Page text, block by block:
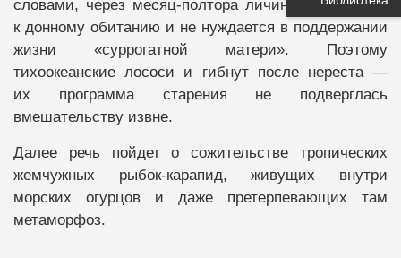
словами, через месяц-полтора личинка уже готова
к донному обитанию и не нуждается в поддержании
жизни «суррогатной матери». Поэтому
тихоокеанские лососи и гибнут после нереста —
их программа старения не подверглась
вмешательству извне.
Далее речь пойдет о сожительстве тропических
жемчужных рыбок-карапид, живущих внутри
морских огурцов и даже претерпевающих там
метаморфоз.